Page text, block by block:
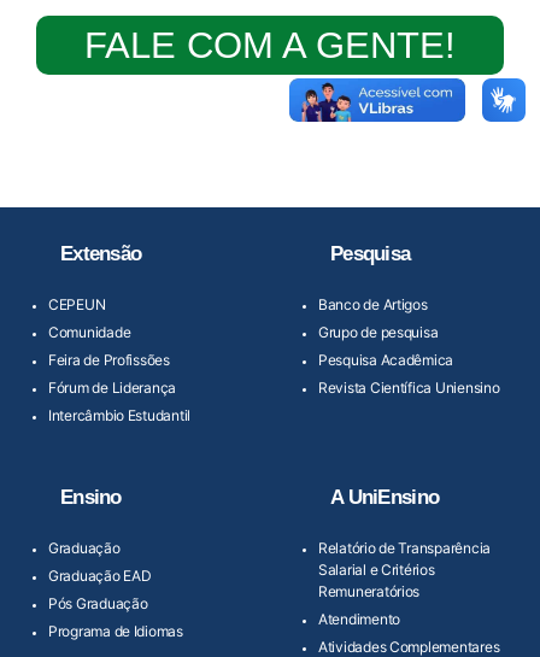
FALE COM A GENTE!
Extensão
CEPEUN
Comunidade
Feira de Profissões
Fórum de Liderança
Intercâmbio Estudantil
Pesquisa
Banco de Artigos
Grupo de pesquisa
Pesquisa Acadêmica
Revista Científica Uniensino
Ensino
Graduação
Graduação EAD
Pós Graduação
Programa de Idiomas
A UniEnsino
Relatório de Transparência
Salarial e Critérios
Remuneratórios
Atendimento
Atividades Complementares